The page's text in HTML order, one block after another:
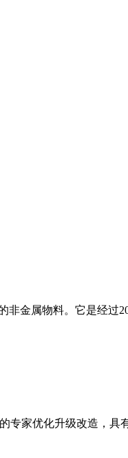
非金属物料。它是经过
专家优化升级改造，具